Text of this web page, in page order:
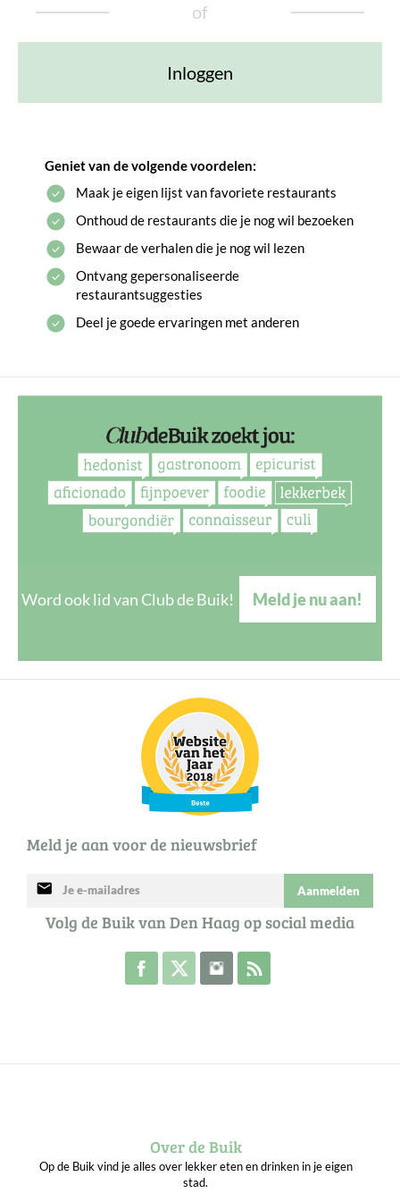
of
Inloggen
Geniet van de volgende voordelen:
Maak je eigen lijst van favoriete restaurants
Onthoud de restaurants die je nog wil bezoeken
Bewaar de verhalen die je nog wil lezen
Ontvang gepersonaliseerde
restaurantsuggesties
Deel je goede ervaringen met anderen
Word ook lid van Club de Buik! Meld je nu aan!
Meld je aan voor de nieuwsbrief
mail Aanmelden
Volg de Buik van Den Haag op social media
Volg de Buik op Facebook
Volg de Buik op Twitter
Volg de Buik op Instagram
Over de Buik
Op de Buik vind je alles over lekker eten en drinken in je eigen
stad.